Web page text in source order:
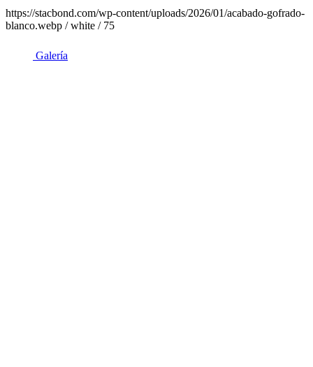
https://stacbond.com/wp-content/uploads/2026/01/acabado-gofrado-
blanco.webp / white / 75
Galería